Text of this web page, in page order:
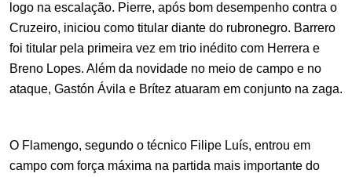
logo na escalação. Pierre, após bom desempenho contra o
Cruzeiro, iniciou como titular diante do rubronegro. Barrero
foi titular pela primeira vez em trio inédito com Herrera e
Breno Lopes. Além da novidade no meio de campo e no
ataque, Gastón Ávila e Brítez atuaram em conjunto na zaga.
O Flamengo, segundo o técnico Filipe Luís, entrou em
campo com força máxima na partida mais importante do